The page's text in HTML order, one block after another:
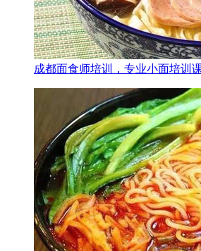
成都面食师培训，专业小面培训